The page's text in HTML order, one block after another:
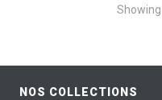
NOS COLLECTIONS